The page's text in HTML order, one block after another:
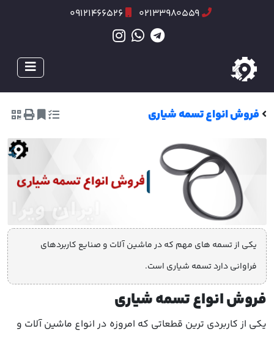
02133980559
09121466526
فروش انواع تسمه شیاری
یکی از تسمه های مهم که در ماشین آلات و صنایع کاربردهای
فراوانی دارد تسمه شیاری است.
فروش انواع تسمه شیاری
یکی از کاربردی ترین قطعاتی که امروزه در انواع ماشین آلات و